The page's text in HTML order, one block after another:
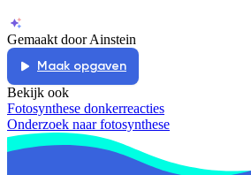
Gemaakt door Ainstein
Maak opgaven
Bekijk ook
Fotosynthese donkerreacties
Onderzoek naar fotosynthese